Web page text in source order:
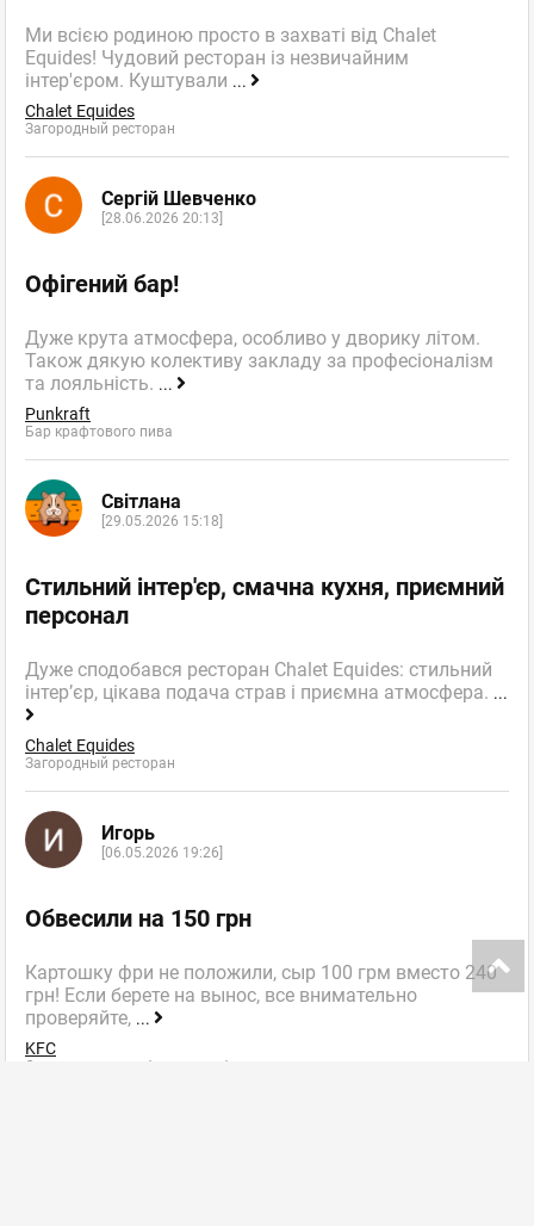
Ми всією родиною просто в захваті від Chalet
Equides! Чудовий ресторан із незвичайним
інтер'єром. Куштували ...
Chalet Equides
Загородный ресторан
Сергій Шевченко
[28.06.2026 20:13]
Офігений бар!
Дуже крута атмосфера, особливо у дворику літом.
Також дякую колективу закладу за професіоналізм
та лояльність. ...
Punkraft
Бар крафтового пива
Світлана
[29.05.2026 15:18]
Стильний інтер'єр, смачна кухня, приємний
персонал
Дуже сподобався ресторан Chalet Equides: стильний
інтер’єр, цікава подача страв і приємна атмосфера. ...
Chalet Equides
Загородный ресторан
Игорь
[06.05.2026 19:26]
Обвесили на 150 грн
Картошку фри не положили, сыр 100 грм вместо 240
грн! Если берете на вынос, все внимательно
проверяйте, ...
KFC
Сеть ресторанов быстрого обслуживания